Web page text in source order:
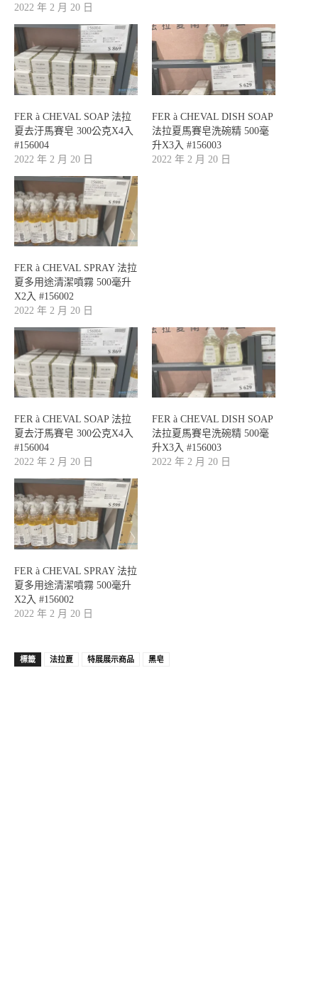
2022 年 2 月 20 日
FER à CHEVAL SOAP 法拉
夏去汙馬賽皂 300公克X4入
#156004
2022 年 2 月 20 日
FER à CHEVAL DISH SOAP
法拉夏馬賽皂洗碗精 500毫
升X3入 #156003
2022 年 2 月 20 日
FER à CHEVAL SPRAY 法拉
夏多用途清潔噴霧 500毫升
X2入 #156002
2022 年 2 月 20 日
FER à CHEVAL SOAP 法拉
夏去汙馬賽皂 300公克X4入
#156004
2022 年 2 月 20 日
FER à CHEVAL DISH SOAP
法拉夏馬賽皂洗碗精 500毫
升X3入 #156003
2022 年 2 月 20 日
FER à CHEVAL SPRAY 法拉
夏多用途清潔噴霧 500毫升
X2入 #156002
2022 年 2 月 20 日
標籤 法拉夏 特展展示商品 黑皂